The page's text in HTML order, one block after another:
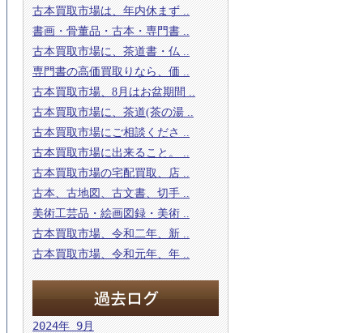
古本買取市場は、年内休まず ..
書画・骨董品・古本・専門書 ..
古本買取市場に、茶道書・仏 ..
専門書の高価買取りなら、価 ..
古本買取市場、8月はお盆期間 ..
古本買取市場に、茶道(茶の湯 ..
古本買取市場にご相談くださ ..
古本買取市場に出来ること。 ..
古本買取市場の宅配買取、店 ..
古本、古地図、古文書、切手 ..
美術工芸品・絵画図録・美術 ..
古本買取市場、令和二年、新 ..
古本買取市場、令和元年、年 ..
2024年 9月